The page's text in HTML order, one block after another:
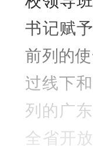
书记赋
前列的
过线下
列的广
全省开